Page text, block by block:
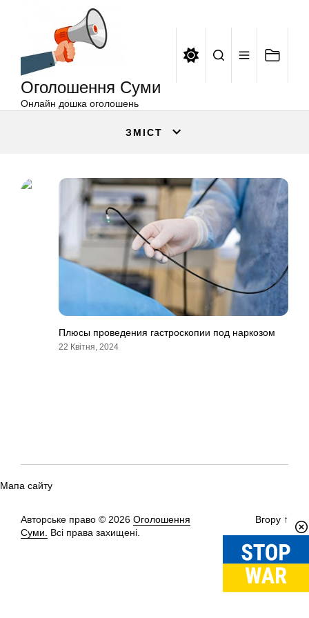
Оголошення Суми
Онлайн дошка оголошень
ЗМІСТ
Плюсы проведения гастроскопии под наркозом
22 Квітня, 2024
Мапа сайту
Авторське право © 2026 Оголошення
Суми.
Всі права захищені.
Вгору ↑